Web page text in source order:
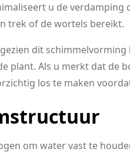
u de verdamping
trek of de wortels bereikt.
dit
plant. Als u merkt dat de
los te maken
om water vast te